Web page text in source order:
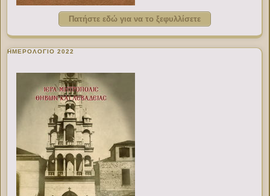
Πατήστε εδώ για να το ξεφυλλίσετε
ΗΜΕΡΟΛΟΓΙΟ 2022